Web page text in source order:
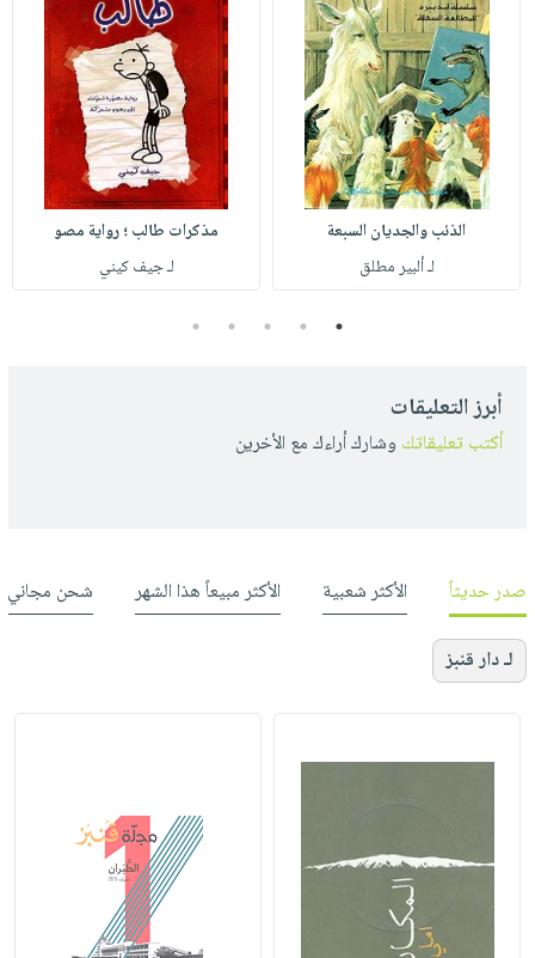
الذئب والجديان السبعة
لـ ألبير مطلق
مذكرات طالب ؛ رواية مصو
لـ جيف كيني
1
2
3
4
5
أبرز التعليقات
أكتب تعليقاتك وشارك أراءك مع الأخرين
صدر حديثاً الأكثر شعبية الأكثر مبيعاً هذا الشهر شحن مجاني
لـ دار قنبز